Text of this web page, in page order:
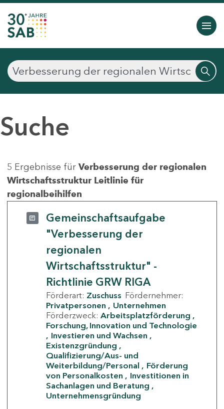
Suche
5 Ergebnisse für Verbesserung der regionalen
Wirtschaftsstruktur Leitlinie für
regionalbeihilfen
Gemeinschaftsaufgabe
"Verbesserung der
regionalen
Wirtschaftsstruktur" -
Richtlinie GRW RIGA
Förderart: Zuschuss Fördernehmer:
Privatpersonen
Unternehmen
Förderzweck: Arbeitsplatzförderung
Forschung, Innovation und Technologie
Investieren und Wachsen
Existenzgründung
Qualifizierung/Aus- und
Weiterbildung/Personal
Förderung
von Personalkosten
Investitionen in
Sachanlagen und Beratung
Unternehmensgründung